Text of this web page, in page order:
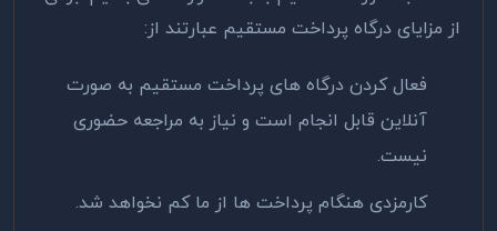
از مزایای درگاه پرداخت مستقیم عبارتند از:
فعال کردن درگاه های پرداخت مستقیم به صورت
آنلاین قابل انجام است و نیاز به مراجعه حضوری
نیست.
کارمزدی هنگام پرداخت ها از ما کم نخواهد شد.